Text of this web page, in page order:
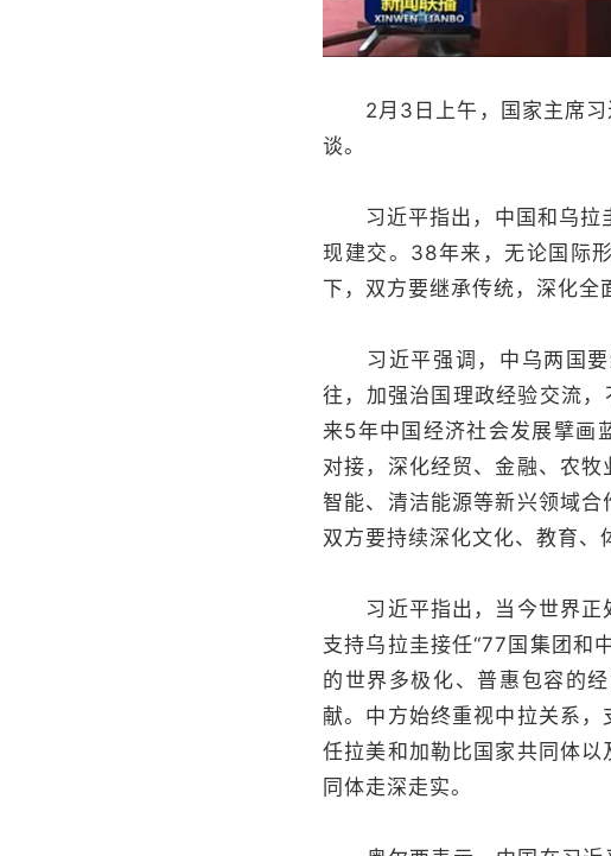
2月3日上午，国家主席习
谈。
习近平指出，中国和乌拉
现建交。38年来，无论国际
下，双方要继承传统，深化全
习近平强调，中乌两国要
往，加强治国理政经验交流
来5年中国经济社会发展擘画
对接，深化经贸、金融、农
智能、清洁能源等新兴领域合
双方要持续深化文化、教育、
习近平指出，当今世界正
支持乌拉圭接任“77国集团和
的世界多极化、普惠包容的
献。中方始终重视中拉关系
任拉美和加勒比国家共同体
同体走深走实。